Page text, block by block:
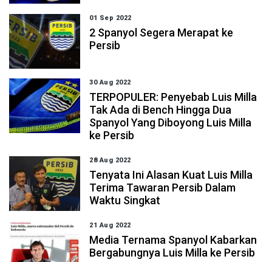
01 Sep 2022
2 Spanyol Segera Merapat ke
Persib
30 Aug 2022
TERPOPULER: Penyebab Luis Milla
Tak Ada di Bench Hingga Dua
Spanyol Yang Diboyong Luis Milla
ke Persib
28 Aug 2022
Tenyata Ini Alasan Kuat Luis Milla
Terima Tawaran Persib Dalam
Waktu Singkat
21 Aug 2022
Media Ternama Spanyol Kabarkan
Bergabungnya Luis Milla ke Persib